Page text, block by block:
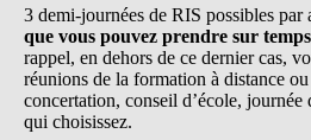
3 demi-journées de RIS possibles par
que vous pouvez prendre sur
rappel, en dehors de ce dernier cas,
réunions de la formation à distance
concertation, conseil d’école, journée
qui choisissez.